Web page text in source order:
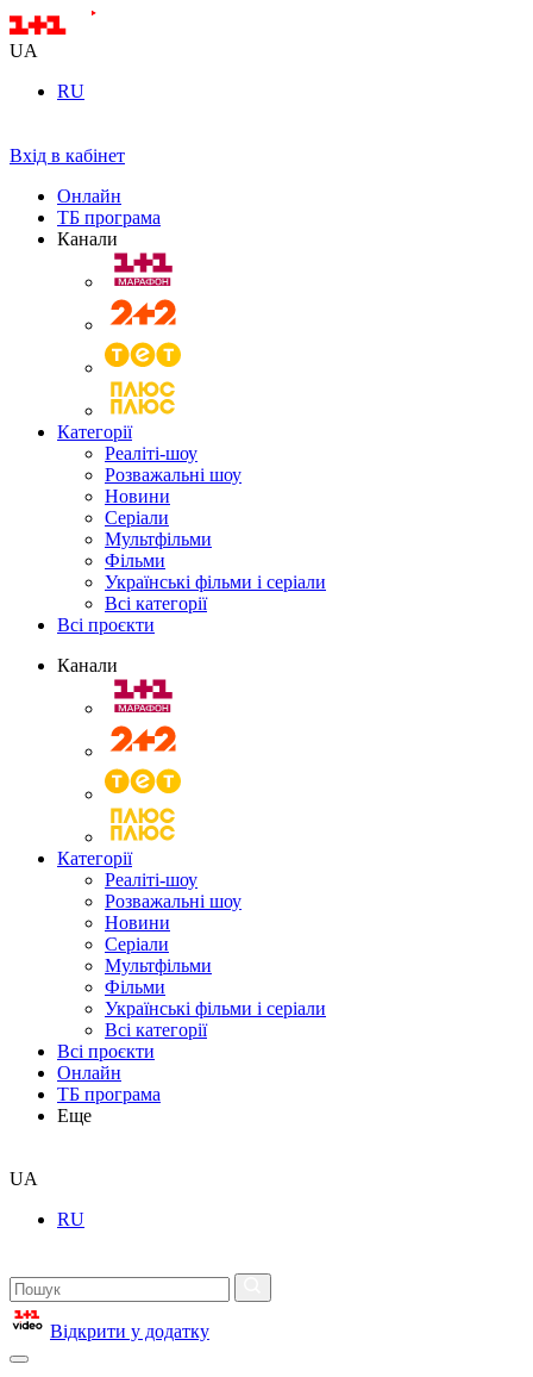
UA
RU
Вхід в кабінет
Онлайн
ТБ програма
Канали
Категорії
Реаліті-шоу
Розважальні шоу
Новини
Серіали
Мультфільми
Фільми
Українські фільми і серіали
Всі категорії
Всі проєкти
Канали
Категорії
Реаліті-шоу
Розважальні шоу
Новини
Серіали
Мультфільми
Фільми
Українські фільми і серіали
Всі категорії
Всі проєкти
Онлайн
ТБ програма
Еще
UA
RU
Відкрити у додатку